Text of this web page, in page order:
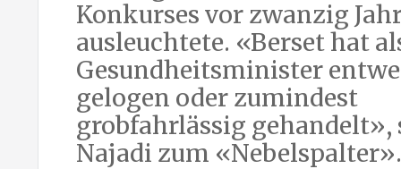
Konkurses vor zwanzig
ausleuchtete. «Berset hat
Gesundheitsminister
gelogen oder zumindest
grobfahrlässig gehandelt»,
Najadi zum «Nebelspalter».